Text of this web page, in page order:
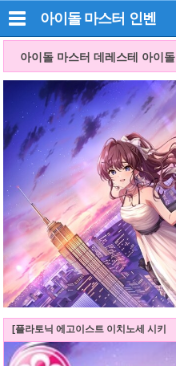
아이돌 마스터 인벤
아이돌 마스터 데레스테 아이돌
[플라토닉 에고이스트 이치노세 시키